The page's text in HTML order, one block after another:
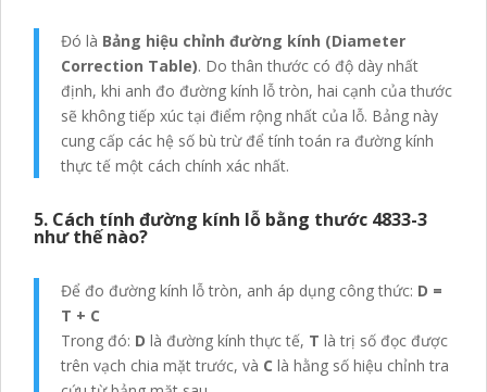
Đó là Bảng hiệu chỉnh đường kính (Diameter
Correction Table). Do thân thước có độ dày nhất
định, khi anh đo đường kính lỗ tròn, hai cạnh của thước
sẽ không tiếp xúc tại điểm rộng nhất của lỗ. Bảng này
cung cấp các hệ số bù trừ để tính toán ra đường kính
thực tế một cách chính xác nhất.
5. Cách tính đường kính lỗ bằng thước 4833-3
như thế nào?
Để đo đường kính lỗ tròn, anh áp dụng công thức: D =
T + C
Trong đó: D là đường kính thực tế, T là trị số đọc được
trên vạch chia mặt trước, và C là hằng số hiệu chỉnh tra